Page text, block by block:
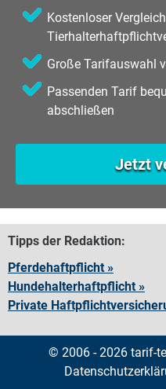
Kostenloser
Große Tarifauswahl
Passenden Tarif
abschließen
Jetzt
Tipps der Redaktion:
Pferdehaftpflicht »
Hundehalterhaftpflicht »
Private
© 2006 - 2026 tarif-